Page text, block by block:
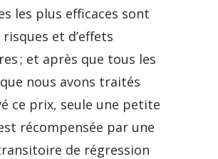
les plus efficaces sont
et d’effets
; et après que tous les
nous avons traités
ce prix, seule une petite
récompensée par une
de régression